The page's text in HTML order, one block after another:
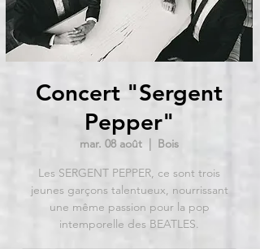
Concert "Sergent
Pepper"
mar. 08 août
Bois
Les SERGENT PEPPER, ce sont trois
jeunes garçons talentueux, nourrissant
une même passion pour la pop
intemporelle des BEATLES.